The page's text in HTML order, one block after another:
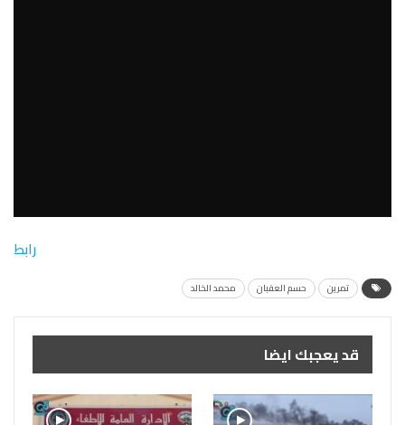
رابط
تمرين حسم العقبان محمد الخالد
قد يعجبك ايضا